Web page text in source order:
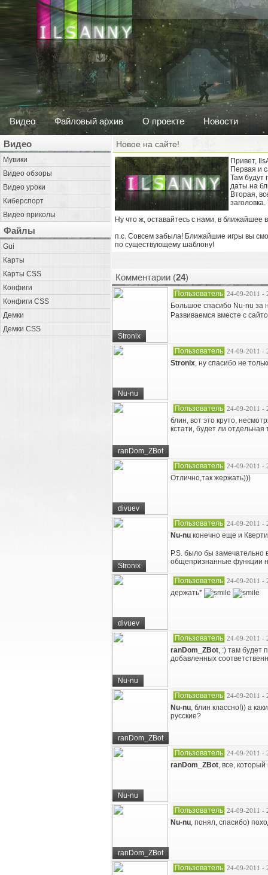
Видео Файловый архив О проекте Новости
Видео
Мувики
Видео обзоры
Видео уроки
Киберспорт
Видео приколы
Файлы
Gui
Карты
Карты CSS
Конфиги
Конфиги CSS
Демки
Демки CSS
Новое на сайте!
Привет,
Первая и
Там будут
даты на
Вторая,
Ну что ж, оставайтесь с нами, в ближайшее
п.с. Совсем забыла! Ближайшие игры вы
по существующему шаблону!
Комментарии (24)
Stronix
Пользователь 24-09-2011 -
Большое спасибо Nu-nu за
Развиваемся вместе с
Nu-nu
Пользователь 24-09-2011 -
Stronix, ну спасибо не
ranDom_ZBot
Пользователь 24-09-2011 -
блин, вот это круто,
кстати, будет ли
divuev
Пользователь 24-09-2011 -
Отлично,так жержать)))
Stronix
Пользователь 24-09-2011 -
Nu-nu конечно еще и
P.S. было бы замечательно
общепризнанные функции
divuev
Пользователь 24-09-2011 -
держать*
Nu-nu
Пользователь 24-09-2011 -
ranDom_ZBot, :) там будет
добавленных
ranDom_ZBot
Пользователь 24-09-2011 -
Nu-nu, блин классно!)) а
русские?
Nu-nu
Пользователь 24-09-2011 -
ranDom_ZBot, все,
ranDom_ZBot
Пользователь 24-09-2011 -
Nu-nu, понял, спасибо)
Пользователь 24-09-2011 -